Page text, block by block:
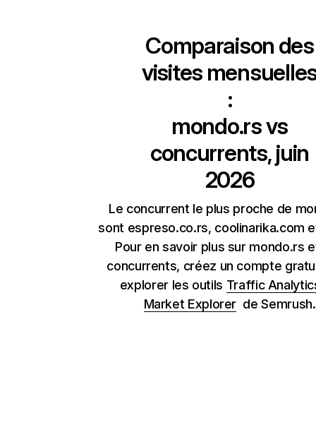
Comparaison des
visites
:
mondo.rsvs
concurrents, juin
2026
Le concurrent le plus proche de
sont espreso.co.rs, coolinarika.com
Pour en savoir plus sur mondo.rs
concurrents, créez un compte
explorer les outils Traffic
Market Explorer de Semrush.